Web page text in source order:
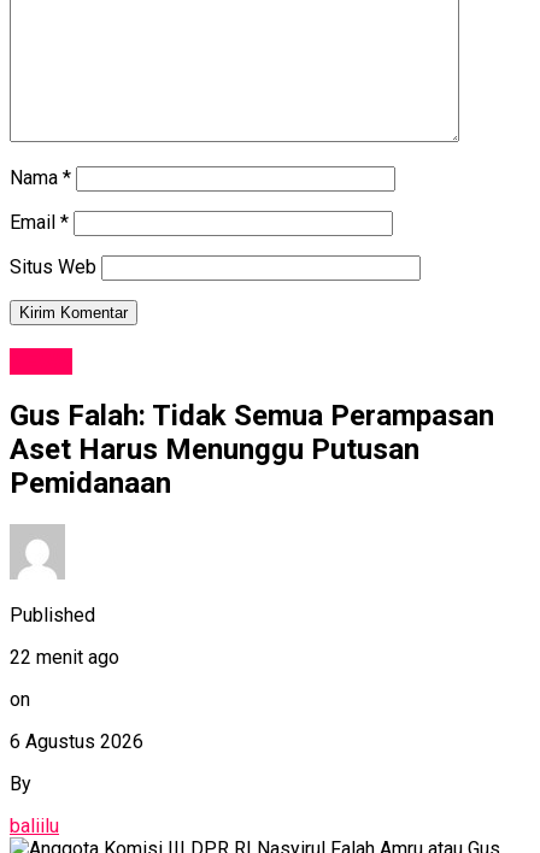
Nama *
Email *
Situs Web
Gus Falah: Tidak Semua Perampasan
Aset Harus Menunggu Putusan
Pemidanaan
Published
22 menit ago
on
6 Agustus 2026
By
baliilu